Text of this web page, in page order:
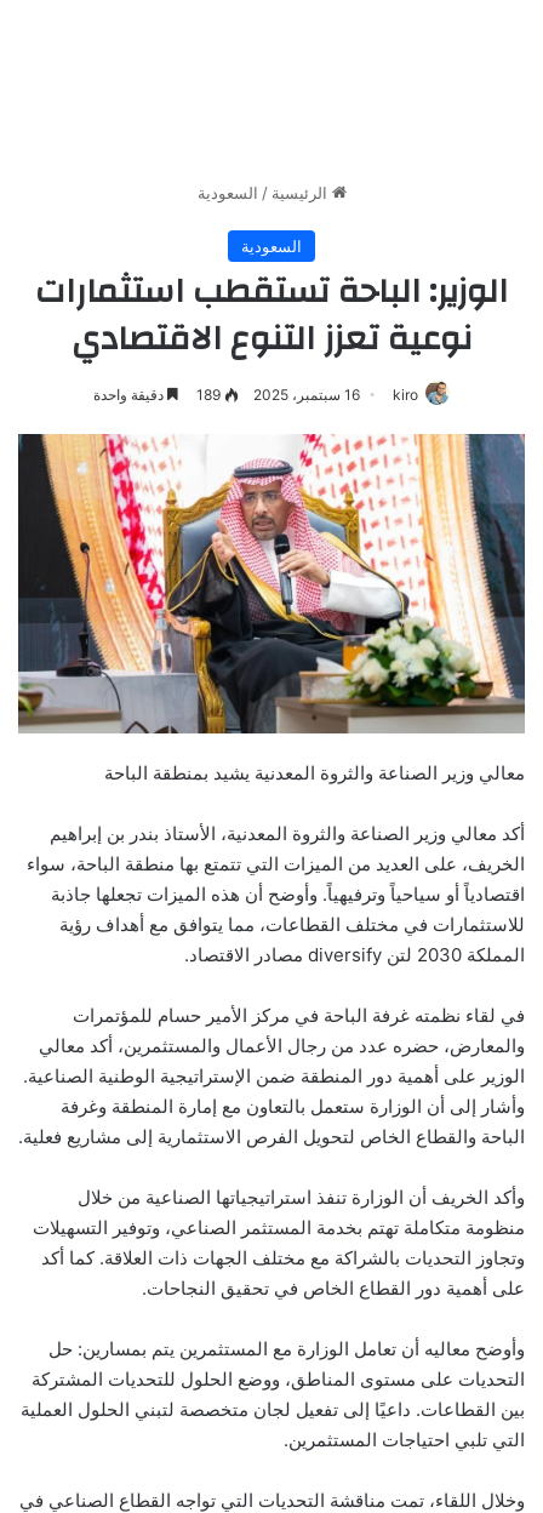
الرئيسية / السعودية
السعودية
الوزير: الباحة تستقطب استثمارات
نوعية تعزز التنوع الاقتصادي
kiro 16 سبتمبر، 2025 189 دقيقة واحدة
معالي وزير الصناعة والثروة المعدنية يشيد بمنطقة الباحة
أكد معالي وزير الصناعة والثروة المعدنية، الأستاذ بندر بن إبراهيم
الخريف، على العديد من الميزات التي تتمتع بها منطقة الباحة، سواء
اقتصادياً أو سياحياً وترفيهياً. وأوضح أن هذه الميزات تجعلها جاذبة
للاستثمارات في مختلف القطاعات، مما يتوافق مع أهداف رؤية
المملكة 2030 لتن diversify مصادر الاقتصاد.
في لقاء نظمته غرفة الباحة في مركز الأمير حسام للمؤتمرات
والمعارض، حضره عدد من رجال الأعمال والمستثمرين، أكد معالي
الوزير على أهمية دور المنطقة ضمن الإستراتيجية الوطنية الصناعية.
وأشار إلى أن الوزارة ستعمل بالتعاون مع إمارة المنطقة وغرفة
الباحة والقطاع الخاص لتحويل الفرص الاستثمارية إلى مشاريع فعلية.
وأكد الخريف أن الوزارة تنفذ استراتيجياتها الصناعية من خلال
منظومة متكاملة تهتم بخدمة المستثمر الصناعي، وتوفير التسهيلات
وتجاوز التحديات بالشراكة مع مختلف الجهات ذات العلاقة. كما أكد
على أهمية دور القطاع الخاص في تحقيق النجاحات.
وأوضح معاليه أن تعامل الوزارة مع المستثمرين يتم بمسارين: حل
التحديات على مستوى المناطق، ووضع الحلول للتحديات المشتركة
بين القطاعات. داعيًا إلى تفعيل لجان متخصصة لتبني الحلول العملية
التي تلبي احتياجات المستثمرين.
وخلال اللقاء، تمت مناقشة التحديات التي تواجه القطاع الصناعي في